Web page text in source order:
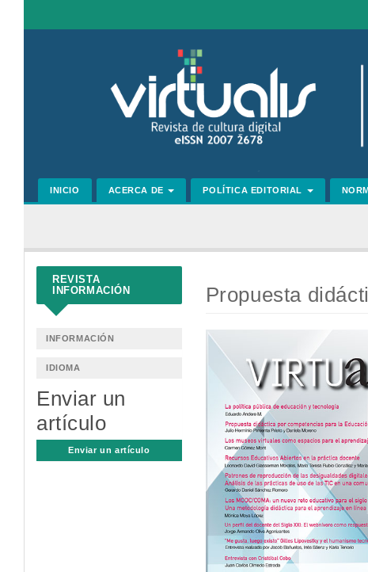
INICIO ACERCA DE POLÍTICA EDITORIAL
REVISTA
INFORMACIÓN
INFORMACIÓN
IDIOMA
Enviar un
artículo
Enviar un artículo
Propuesta
Barra
lateral
artículo